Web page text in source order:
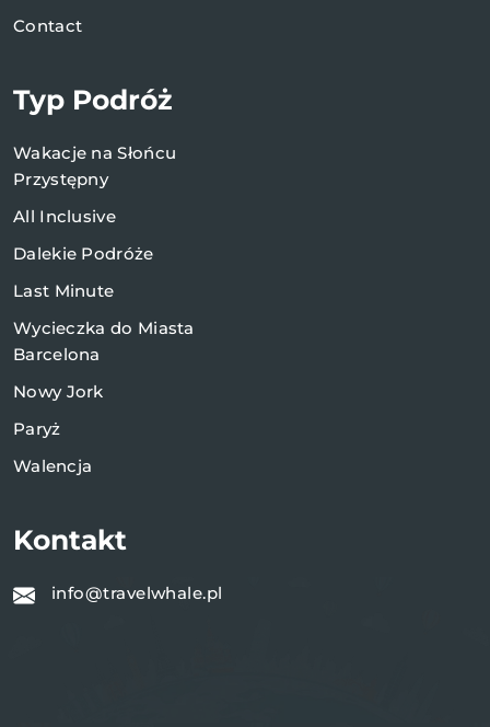
Contact
Typ Podróż
Wakacje na Słońcu
Przystępny
All Inclusive
Dalekie Podróże
Last Minute
Wycieczka do Miasta
Barcelona
Nowy Jork
Paryż
Walencja
Kontakt
info@travelwhale.pl